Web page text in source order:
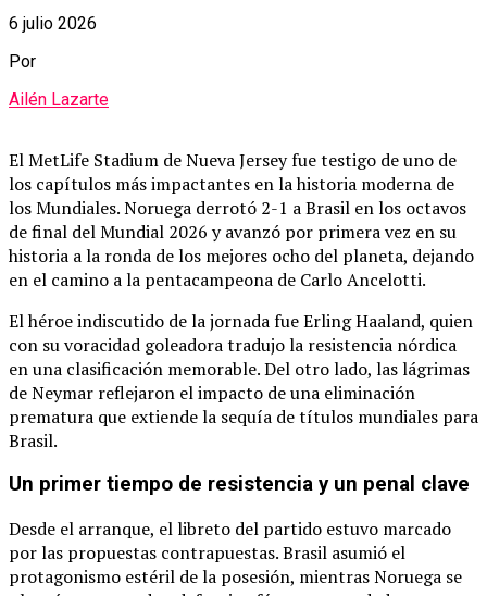
6 julio 2026
Por
Ailén Lazarte
El MetLife Stadium de Nueva Jersey fue testigo de uno de
los capítulos más impactantes en la historia moderna de
los Mundiales.Noruega derrotó 2-1 a Brasil en los octavos
de final del Mundial 2026 y avanzó por primera vez en su
historia a la ronda de los mejores ocho del planeta, dejando
en el camino a la pentacampeona de Carlo Ancelotti.
El héroe indiscutido de la jornada fue Erling Haaland, quien
con su voracidad goleadora tradujo la resistencia nórdica
en una clasificación memorable.Del otro lado, las lágrimas
de Neymar reflejaron el impacto de una eliminación
prematura que extiende la sequía de títulos mundiales para
Brasil.
Un primer tiempo de resistencia y un penal clave
Desde el arranque, el libreto del partido estuvo marcado
por las propuestas contrapuestas.Brasil asumió el
protagonismo estéril de la posesión, mientras Noruega se